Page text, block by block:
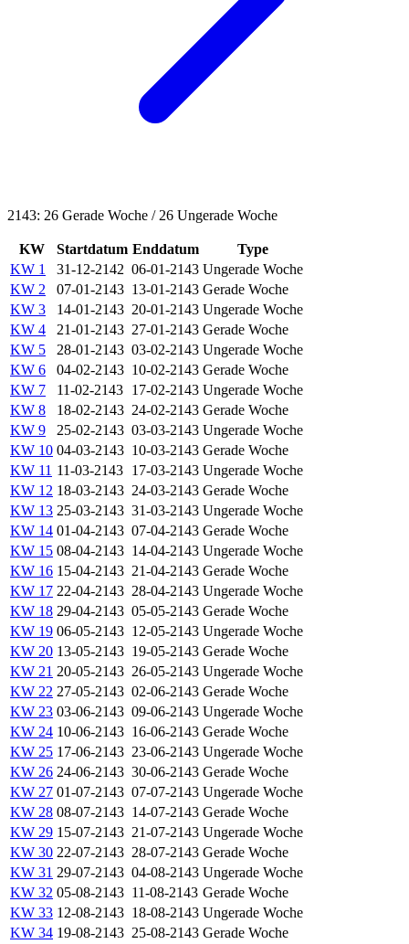
2143: 26 Gerade Woche / 26 Ungerade Woche
KW Startdatum Enddatum
Type
KW 1
31-12-2142 06-01-2143 Ungerade Woche
KW 2
07-01-2143 13-01-2143 Gerade Woche
KW 3
14-01-2143 20-01-2143 Ungerade Woche
KW 4
21-01-2143 27-01-2143 Gerade Woche
KW 5
28-01-2143 03-02-2143 Ungerade Woche
KW 6
04-02-2143 10-02-2143 Gerade Woche
KW 7
11-02-2143 17-02-2143 Ungerade Woche
KW 8
18-02-2143 24-02-2143 Gerade Woche
KW 9
25-02-2143 03-03-2143 Ungerade Woche
KW 10 04-03-2143 10-03-2143 Gerade Woche
KW 11 11-03-2143 17-03-2143 Ungerade Woche
KW 12 18-03-2143 24-03-2143 Gerade Woche
KW 13 25-03-2143 31-03-2143 Ungerade Woche
KW 14 01-04-2143 07-04-2143 Gerade Woche
KW 15 08-04-2143 14-04-2143 Ungerade Woche
KW 16 15-04-2143 21-04-2143 Gerade Woche
KW 17 22-04-2143 28-04-2143 Ungerade Woche
KW 18 29-04-2143 05-05-2143 Gerade Woche
KW 19 06-05-2143 12-05-2143 Ungerade Woche
KW 20 13-05-2143 19-05-2143 Gerade Woche
KW 21 20-05-2143 26-05-2143 Ungerade Woche
KW 22 27-05-2143 02-06-2143 Gerade Woche
KW 23 03-06-2143 09-06-2143 Ungerade Woche
KW 24 10-06-2143 16-06-2143 Gerade Woche
KW 25 17-06-2143 23-06-2143 Ungerade Woche
KW 26 24-06-2143 30-06-2143 Gerade Woche
KW 27 01-07-2143 07-07-2143 Ungerade Woche
KW 28 08-07-2143 14-07-2143 Gerade Woche
KW 29 15-07-2143 21-07-2143 Ungerade Woche
KW 30 22-07-2143 28-07-2143 Gerade Woche
KW 31 29-07-2143 04-08-2143 Ungerade Woche
KW 32 05-08-2143 11-08-2143 Gerade Woche
KW 33 12-08-2143 18-08-2143 Ungerade Woche
KW 34 19-08-2143 25-08-2143 Gerade Woche